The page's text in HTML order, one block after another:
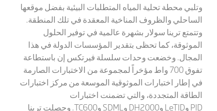
وتلبي محطة تحلية المياه المتطلبات البيئية بفضل موقعها
الساحلي والظروف المناخية المعقدة في تلك المنطقة.
وتتمتع ترينا سولار بشهرة عالمية في توفير الحلول
الموثوقة، كما تحظى بتقدير المؤسسات الدولة في هذا
المجال. وخضعت وحدات سلسلة فيرتكس إن باستطاعة
تفوق 700 واط مؤخراً لمجموعة من الاختبارات الصارمة
في إطار اختبارات الموثوقية الموسعة من مركز اختبارات
الطاقة المتجددة، والتي تضمنت اختبارات
PID وLeTID وDH2000 وSDML وTC600. وحصلت ترينا